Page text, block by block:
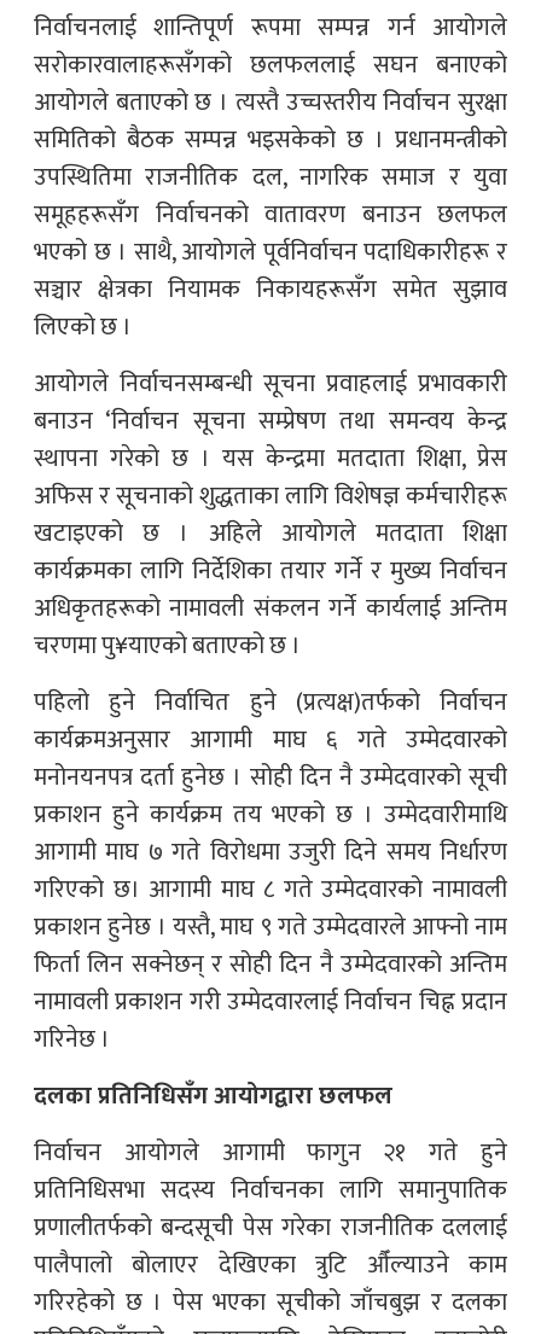
निर्वाचनलाई शान्तिपूर्ण रूपमा सम्पन्न गर्न आयोगले
सरोकारवालाहरूसँगको छलफललाई सघन बनाएको
आयोगले बताएको छ । त्यस्तै उच्चस्तरीय निर्वाचन सुरक्षा
समितिको बैठक सम्पन्न भइसकेको छ । प्रधानमन्त्रीको
उपस्थितिमा राजनीतिक दल, नागरिक समाज र युवा
समूहहरूसँग निर्वाचनको वातावरण बनाउन छलफल
भएको छ । साथै, आयोगले पूर्वनिर्वाचन पदाधिकारीहरू र
सञ्चार क्षेत्रका नियामक निकायहरूसँग समेत सुझाव
लिएको छ ।
आयोगले निर्वाचनसम्बन्धी सूचना प्रवाहलाई प्रभावकारी
बनाउन ‘निर्वाचन सूचना सम्प्रेषण तथा समन्वय केन्द्र
स्थापना गरेको छ । यस केन्द्रमा मतदाता शिक्षा, प्रेस
अफिस र सूचनाको शुद्धताका लागि विशेषज्ञ कर्मचारीहरू
खटाइएको छ । अहिले आयोगले मतदाता शिक्षा
कार्यक्रमका लागि निर्देशिका तयार गर्ने र मुख्य निर्वाचन
अधिकृतहरूको नामावली संकलन गर्ने कार्यलाई अन्तिम
चरणमा पु¥याएको बताएको छ ।
पहिलो हुने निर्वाचित हुने (प्रत्यक्ष)तर्फको निर्वाचन
कार्यक्रमअनुसार आगामी माघ ६ गते उम्मेदवारको
मनोनयनपत्र दर्ता हुनेछ । सोही दिन नै उम्मेदवारको सूची
प्रकाशन हुने कार्यक्रम तय भएको छ । उम्मेदवारीमाथि
आगामी माघ ७ गते विरोधमा उजुरी दिने समय निर्धारण
गरिएको छ। आगामी माघ ८ गते उम्मेदवारको नामावली
प्रकाशन हुनेछ । यस्तै, माघ ९ गते उम्मेदवारले आफ्नो नाम
फिर्ता लिन सक्नेछन् र सोही दिन नै उम्मेदवारको अन्तिम
नामावली प्रकाशन गरी उम्मेदवारलाई निर्वाचन चिह्न प्रदान
गरिनेछ ।
दलका प्रतिनिधिसँग आयोगद्वारा छलफल
निर्वाचन आयोगले आगामी फागुन २१ गते हुने
प्रतिनिधिसभा सदस्य निर्वाचनका लागि समानुपातिक
प्रणालीतर्फको बन्दसूची पेस गरेका राजनीतिक दललाई
पालैपालो बोलाएर देखिएका त्रुटि औँल्याउने काम
गरिरहेको छ । पेस भएका सूचीको जाँचबुझ र दलका